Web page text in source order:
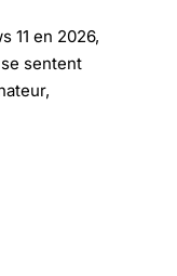
11 en 2026,
sentent